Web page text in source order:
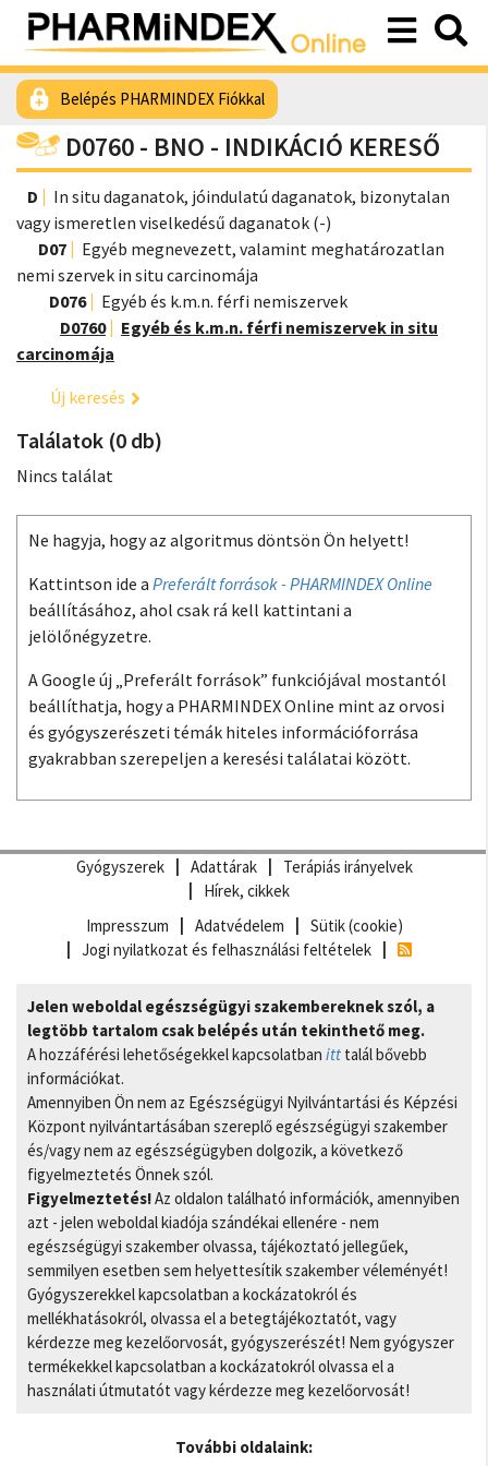
Belépés PHARMINDEX Fiókkal
D0760 - BNO - INDIKÁCIÓ KERESŐ
D
In situ daganatok, jóindulatú daganatok, bizonytalan
vagy ismeretlen viselkedésű daganatok (-)
D07
Egyéb megnevezett, valamint meghatározatlan
nemi szervek in situ carcinomája
D076
Egyéb és k.m.n. férfi nemiszervek
D0760
Egyéb és k.m.n. férfi nemiszervek in situ
carcinomája
Új keresés
Találatok (0 db)
Nincs találat
Ne hagyja, hogy az algoritmus döntsön Ön helyett!
Kattintson ide a Preferált források - PHARMINDEX Online
beállításához, ahol csak rá kell kattintani a
jelölőnégyzetre.
A Google új „Preferált források” funkciójával mostantól
beállíthatja, hogy a PHARMINDEX Online mint az orvosi
és gyógyszerészeti témák hiteles információforrása
gyakrabban szerepeljen a keresési találatai között.
Gyógyszerek Adattárak
Terápiás irányelvek
Hírek, cikkek
Impresszum
Adatvédelem
Sütik (cookie)
Jogi nyilatkozat és felhasználási feltételek
Jelen weboldal egészségügyi szakembereknek szól, a
legtöbb tartalom csak belépés után tekinthető meg.
A hozzáférési lehetőségekkel kapcsolatban itt talál bővebb
információkat.
Amennyiben Ön nem az Egészségügyi Nyilvántartási és Képzési
Központ nyilvántartásában szereplő egészségügyi szakember
és/vagy nem az egészségügyben dolgozik, a következő
figyelmeztetés Önnek szól.
Figyelmeztetés!Az oldalon található információk, amennyiben
azt - jelen weboldal kiadója szándékai ellenére - nem
egészségügyi szakember olvassa, tájékoztató jellegűek,
semmilyen esetben sem helyettesítik szakember véleményét!
Gyógyszerekkel kapcsolatban a kockázatokról és
mellékhatásokról, olvassa el a betegtájékoztatót, vagy
kérdezze meg kezelőorvosát, gyógyszerészét! Nem gyógyszer
termékekkel kapcsolatban a kockázatokról olvassa el a
használati útmutatót vagy kérdezze meg kezelőorvosát!
További oldalaink: